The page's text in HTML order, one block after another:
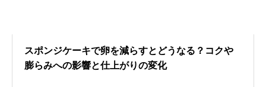
スポンジケーキで卵を減らすとどうなる？コクや
膨らみへの影響と仕上がりの変化